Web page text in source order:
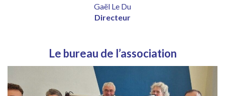
Gaël Le Du
Directeur
Le bureau de l’association